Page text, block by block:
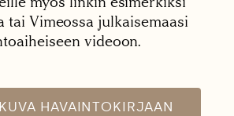
tai Vimeossa julkaisemaasi
videoon.
HAVAINTOKIRJAAN